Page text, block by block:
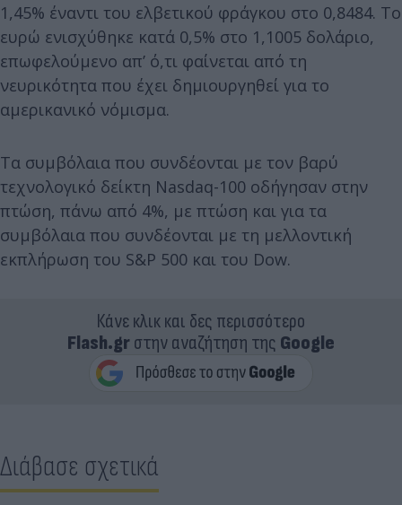
1,45% έναντι του ελβετικού φράγκου στο 0,8484. Το
ευρώ ενισχύθηκε κατά 0,5% στο 1,1005 δολάριο,
επωφελούμενο απ’ ό,τι φαίνεται από τη
νευρικότητα που έχει δημιουργηθεί για το
αμερικανικό νόμισμα.
Τα συμβόλαια που συνδέονται με τον βαρύ
τεχνολογικό δείκτη Nasdaq-100 οδήγησαν στην
πτώση, πάνω από 4%, με πτώση και για τα
συμβόλαια που συνδέονται με τη μελλοντική
εκπλήρωση του S&P 500 και του Dow.
Κάνε κλικ και δες περισσότερο
Flash.grστην αναζήτηση της Google
Διάβασε σχετικά